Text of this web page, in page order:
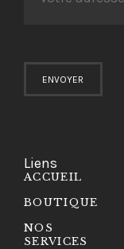
Liens
ACCUEIL
BOUTIQUE
NOS
SERVICES